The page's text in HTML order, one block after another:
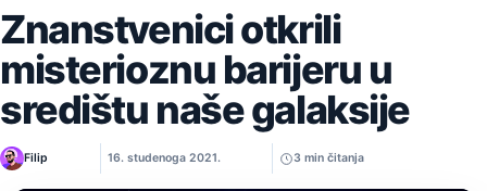
Znanstvenici otkrili
misterioznu barijeru u
središtu naše galaksije
Filip 16. studenoga 2021. 3 min čitanja